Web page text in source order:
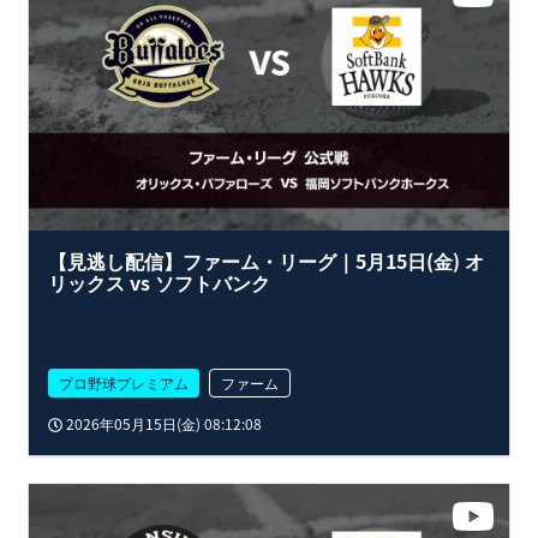
【見逃し配信】ファーム・リーグ｜5月15日(金) オ
リックス vs ソフトバンク
プロ野球プレミアム
ファーム
2026年05月15日(金) 08:12:08